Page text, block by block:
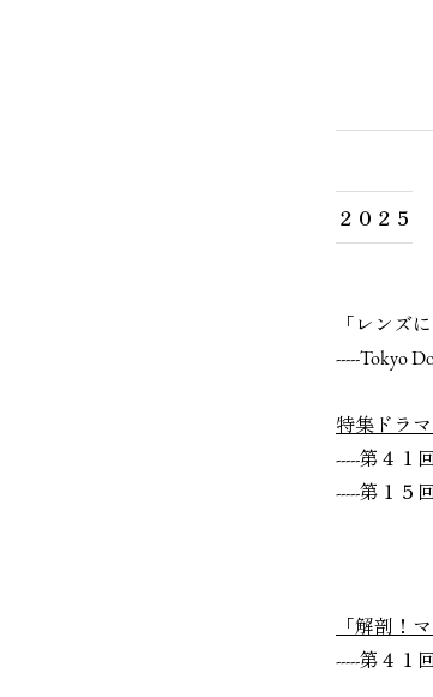
２０２５
「レンズ
-----Tokyo
特集ドラ
-----第４１
-----第１５
グ
番組
「解剖！
-----第４１